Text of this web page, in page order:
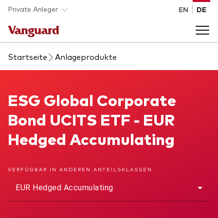
Skip to main content
Private Anleger EN DE
Anlageprodukte
Produktart
ETFs
Wissen
Wie investieren
Back to main menu
Startseite Anlageprodukte
ESG Global Corporate Bond UCITS ETF
ESG Global Corporate
Bond UCITS ETF - EUR
Hedged Accumulating
VERFÜGBAR IN ANDEREN ANTEILSKLASSEN
EUR Hedged Accumulating